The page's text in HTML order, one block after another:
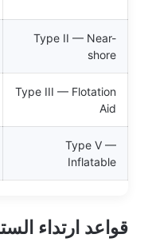
Type II — Near-
shore
Type III — Flotation
Aid
Type V —
Inflatable
قواعد ارتداء